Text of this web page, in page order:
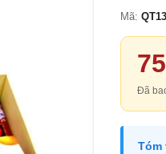
Mã:
Đã
Tóm